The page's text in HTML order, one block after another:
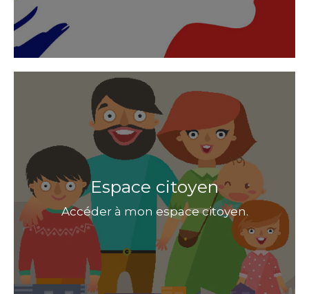
Espace citoyen
Accéder à mon espace citoyen.